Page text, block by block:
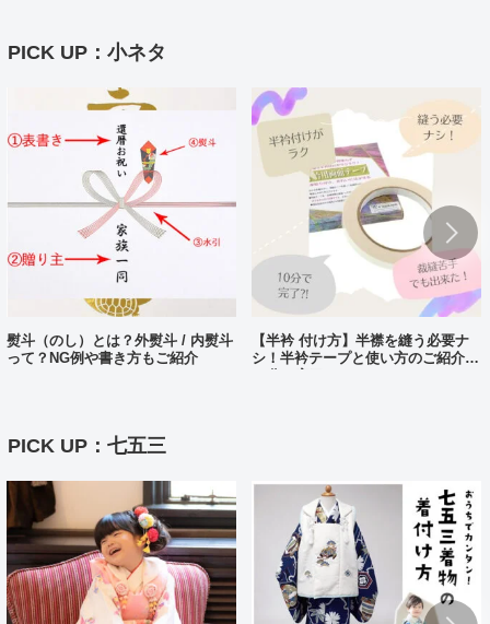
PICK UP：小ネタ
熨斗（のし）とは？外熨斗 / 内熨斗
って？NG例や書き方もご紹介
【半衿 付け方】半襟を縫う必要ナ
シ！半衿テープと使い方のご紹介。
PICK UP：七五三